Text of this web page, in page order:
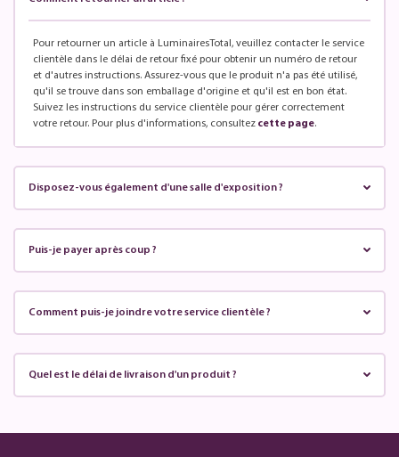
Pour retourner un article à LuminairesTotal, veuillez contacter le service
clientèle dans le délai de retour fixé pour obtenir un numéro de retour
et d'autres instructions. Assurez-vous que le produit n'a pas été utilisé,
qu'il se trouve dans son emballage d'origine et qu'il est en bon état.
Suivez les instructions du service clientèle pour gérer correctement
votre retour. Pour plus d'informations, consultez cette page.
Disposez-vous également d'une salle d'exposition ?
Puis-je payer après coup ?
Comment puis-je joindre votre service clientèle ?
Quel est le délai de livraison d'un produit ?